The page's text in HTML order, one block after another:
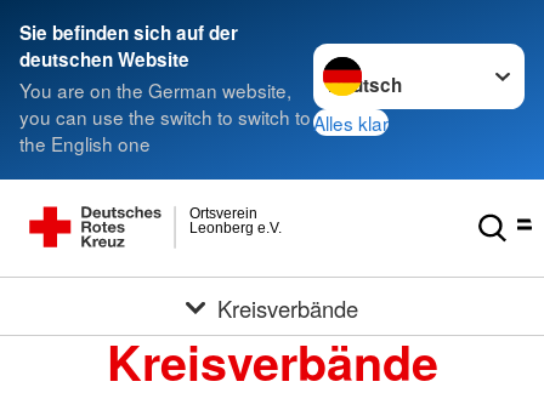
Sie befinden sich auf der
deutschen Website
You are on the German website,
you can use the switch to switch to
the English one
Sprache wechseln zu
Alles klar
Leonberg e.V.
Ortsverein
Kreisverbände
Kreisverbände